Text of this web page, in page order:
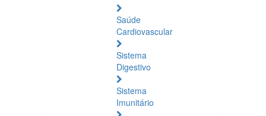
Saúde
Cardiovascular
Sistema
Digestivo
Sistema
Imunitário